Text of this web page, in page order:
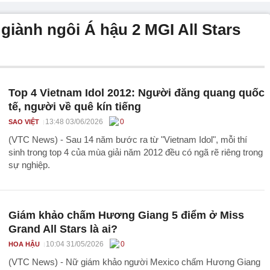
ngôi Á hậu 2 MGI All Stars
Top 4 Vietnam Idol 2012: Người đăng quang quốc
tế, người về quê kín tiếng
SAO VIỆT 13:48 03/06/2026 0
(VTC News) - Sau 14 năm bước ra từ "Vietnam Idol", mỗi thí
sinh trong top 4 của mùa giải năm 2012 đều có ngã rẽ riêng trong
sự nghiệp.
Giám khảo chấm Hương Giang 5 điểm ở Miss
Grand All Stars là ai?
HOA HẬU 10:04 31/05/2026 0
(VTC News) - Nữ giám khảo người Mexico chấm Hương Giang